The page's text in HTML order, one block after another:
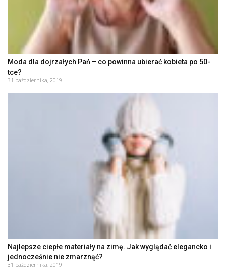
Moda dla dojrzałych Pań – co powinna ubierać kobieta po 50-
tce?
31 października, 2019
Najlepsze ciepłe materiały na zimę. Jak wyglądać elegancko i
jednocześnie nie zmarznąć?
31 października, 2019